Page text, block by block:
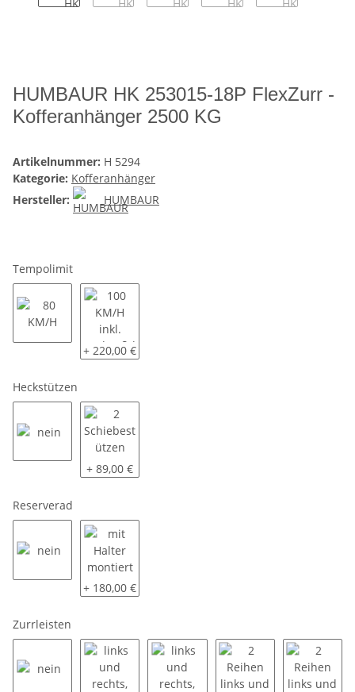
HUMBAUR HK 253015-18P FlexZurr -
Kofferanhänger 2500 KG
Artikelnummer: H 5294
Kategorie: Kofferanhänger
Hersteller:
HUMBAUR
Tempolimit
80 KM/H100 KM/H inkl. Radstoßdämpfer und COC Eintrag
+ 220,00 €
Heckstützen
2 Schiebestützen (48)
+ 89,00 €
Reserverad
mit Halter montiert
+ 180,00 €
Zurrleisten